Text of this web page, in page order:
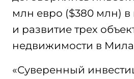
млн евро ($380 млн)
и развитие трех
недвижимости в
«Суверенный